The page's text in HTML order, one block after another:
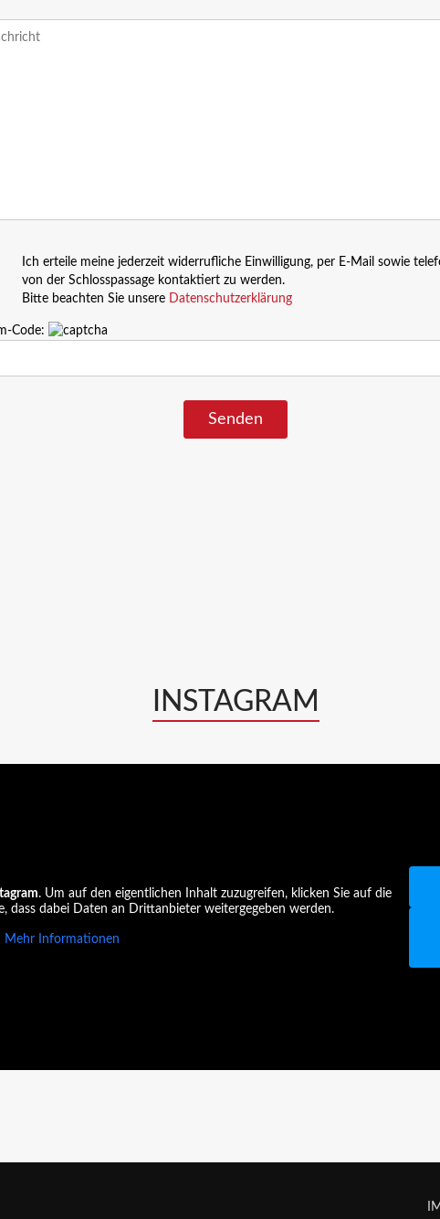
Ich erteile meine jederzeit widerrufliche Einwilligung, per E-Mail sowie
von der Schlosspassage kontaktiert zu werden.
Bitte beachten Sie unsere Datenschutzerklärung
Code:
INSTAGRAM
. Um auf den eigentlichen Inhalt zuzugreifen, klicken Sie auf die
dass dabei Daten an Drittanbieter weitergegeben werden.
Mehr Informationen